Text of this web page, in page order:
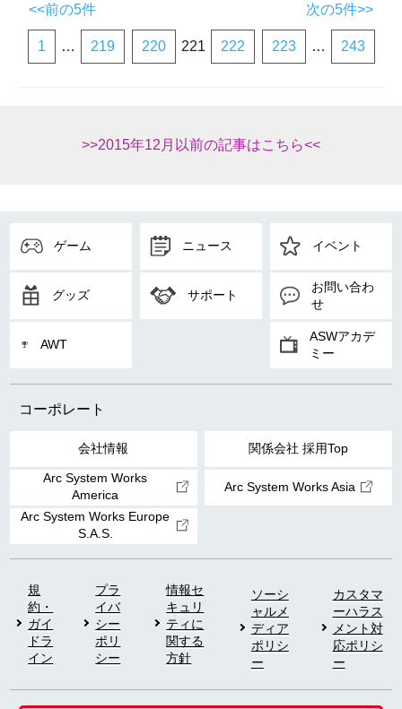
<<前の5件
1 … 219 220 221 222 223 … 243
次の5件>>
>>2015年12月以前の記事はこちら<<
ゲーム ニュース イベント
グッズ サポート
お問い合わ
せ
AWT
ASWアカデ
ミー
コーポレート
会社情報 関係会社 採用Top
Arc System Works
America
Arc System Works Asia
Arc System Works Europe
S.A.S.
規
約・
ガイ
ドラ
イン
プラ
イバ
シー
ポリ
シー
情報セ
キュリ
ティに
関する
方針
ソーシ
ャルメ
ディア
ポリシ
ー
カスタマ
ーハラス
メント対
応ポリシ
ー